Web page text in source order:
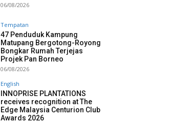
06/08/2026
Tempatan
47 Penduduk Kampung
Matupang Bergotong-Royong
Bongkar Rumah Terjejas
Projek Pan Borneo
06/08/2026
English
INNOPRISE PLANTATIONS
receives recognition at The
Edge Malaysia Centurion Club
Awards 2026